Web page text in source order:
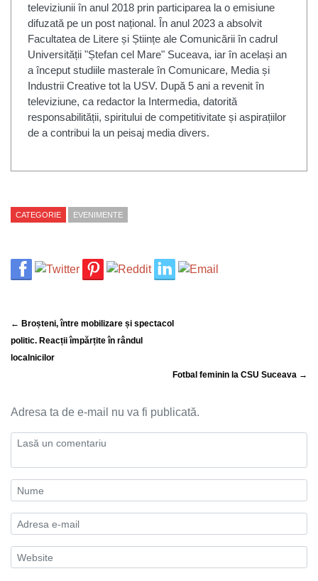
televiziunii în anul 2018 prin participarea la o emisiune
difuzată pe un post național. În anul 2023 a absolvit
Facultatea de Litere și Științe ale Comunicării în cadrul
Universității "Ștefan cel Mare" Suceava, iar în același an
a început studiile masterale în Comunicare, Media și
Industrii Creative tot la USV. După 5 ani a revenit în
televiziune, ca redactor la Intermedia, datorită
responsabilității, spiritului de competitivitate și aspirațiilor
de a contribui la un peisaj media divers.
CATEGORIE EVENIMENTE
← Broșteni, între mobilizare și spectacol
politic. Reacții împărțite în rândul
localnicilor
Fotbal feminin la CSU Suceava →
Adresa ta de e-mail nu va fi publicată.